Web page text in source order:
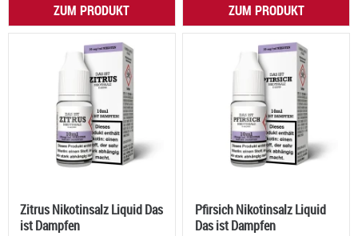
ZUM PRODUKT ZUM PRODUKT
Zitrus Nikotinsalz Liquid Das
ist Dampfen
Pfirsich Nikotinsalz Liquid
Das ist Dampfen